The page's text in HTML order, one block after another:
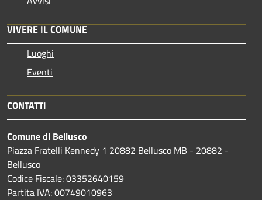
VIVERE IL COMUNE
Luoghi
Eventi
CONTATTI
Comune di Bellusco
Piazza Fratelli Kennedy 1 20882 Bellusco MB - 20882 -
Bellusco
Codice Fiscale: 03352640159
Partita IVA: 00749010963